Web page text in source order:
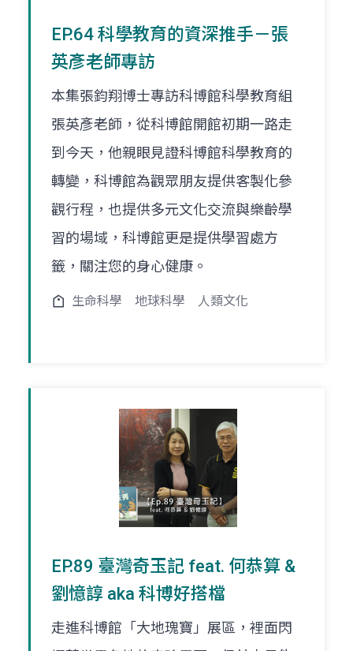
EP.64 科學教育的資深推手－張
英彥老師專訪
本集張鈞翔博士專訪科博館科學教育組
張英彥老師，從科博館開館初期一路走
到今天，他親眼見證科博館科學教育的
轉變，科博館為觀眾朋友提供客製化參
觀行程，也提供多元文化交流與樂齡學
習的場域，科博館更是提供學習處方
籤，關注您的身心健康。
生命科學 地球科學 人類文化
EP.89 臺灣奇玉記 feat. 何恭算 &
劉憶諄 aka 科博好搭檔
走進科博館「大地瑰寶」展區，裡面閃